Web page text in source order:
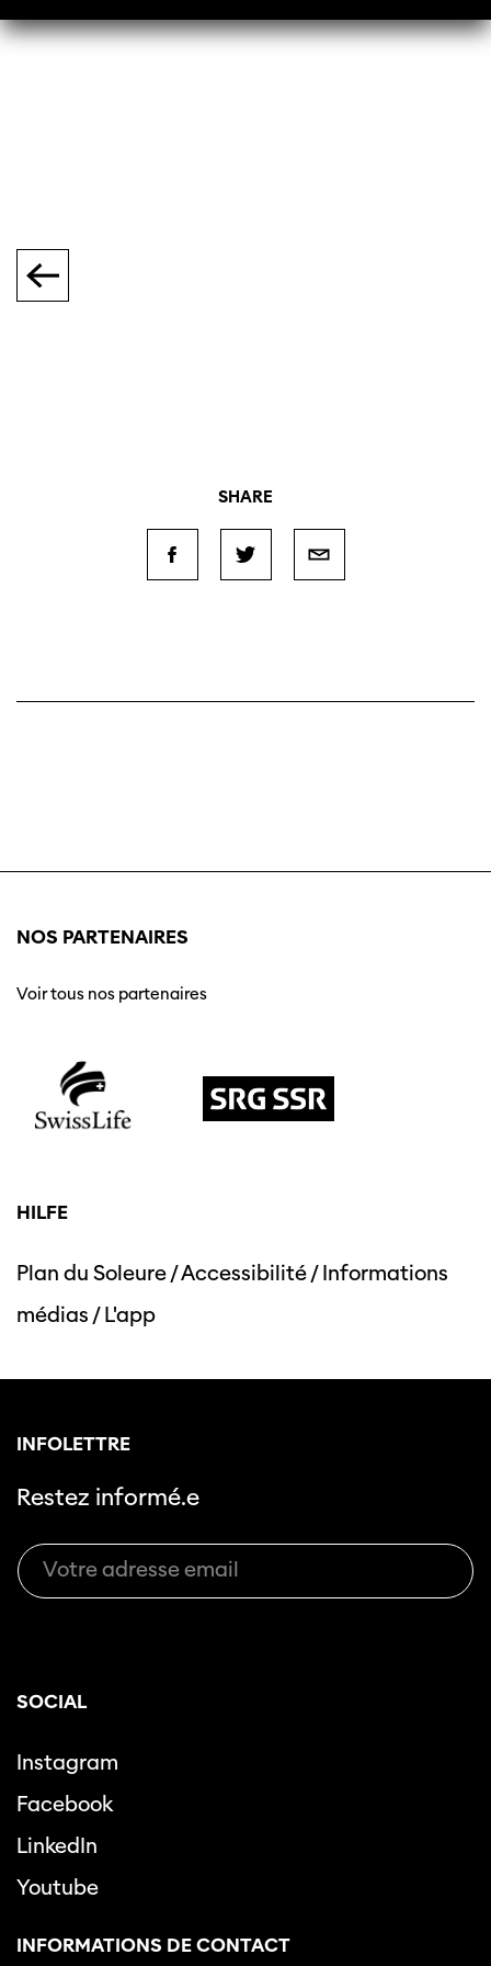
SHARE
NOS PARTENAIRES
Voir tous nos partenaires
HILFE
Plan du Soleure/Accessibilité/Informations
médias /L'app
INFOLETTRE
Restez informé.e
SOCIAL
Instagram
Facebook
LinkedIn
Youtube
INFORMATIONS DE CONTACT